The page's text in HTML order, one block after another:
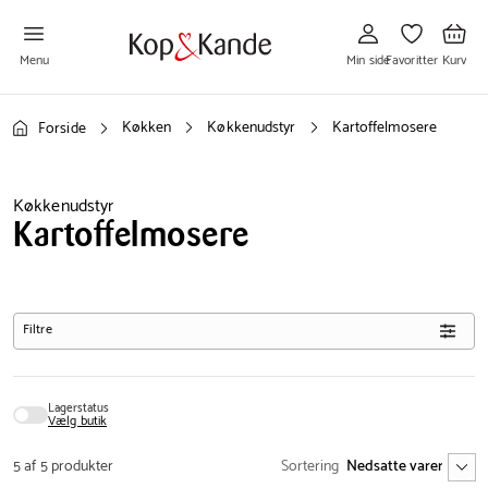
Menu
til
Min
side
Min side
til
Favoritter
Favoritter
til
Kurv
Kurv
Forside Køkken Køkkenudstyr Kartoffelmosere
Køkkenudstyr
Kartoffelmosere
Filtre
Lagerstatus
Vælg butik
5 af 5 produkter Sortering